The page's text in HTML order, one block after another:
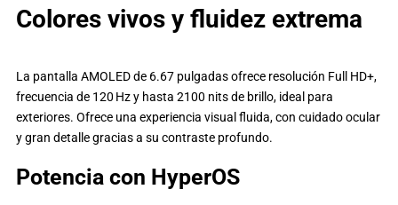
Colores vivos y fluidez extrema
La pantalla AMOLED de 6.67 pulgadas ofrece resolución Full HD+,
frecuencia de 120 Hz y hasta 2100 nits de brillo, ideal para
exteriores. Ofrece una experiencia visual fluida, con cuidado ocular
y gran detalle gracias a su contraste profundo.
Potencia con HyperOS